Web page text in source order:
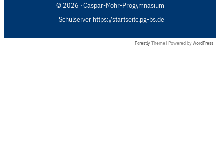
© 2026 · Caspar-Mohr-Progymnasium
Schulserver https://startseite.pg-bs.de
Forestly Theme | Powered by WordPress